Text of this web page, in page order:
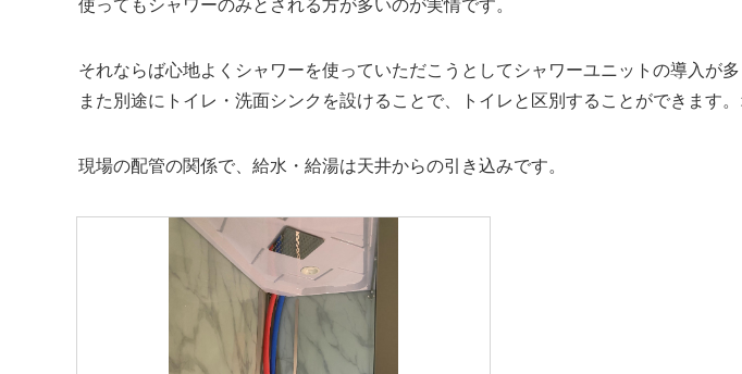
使ってもシャワーのみとされる方が多いのが実情です。
それならば心地よくシャワーを使っていただこうとしてシャワーユニットの導入が多
また別途にトイレ・洗面シンクを設けることで、トイレと区別することができます
現場の配管の関係で、給水・給湯は天井からの引き込みです。